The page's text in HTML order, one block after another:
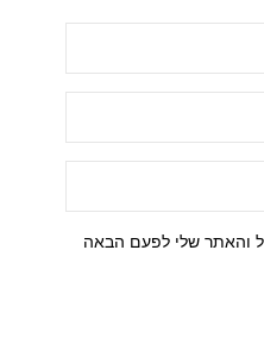
והאתר שלי לפעם הבאה